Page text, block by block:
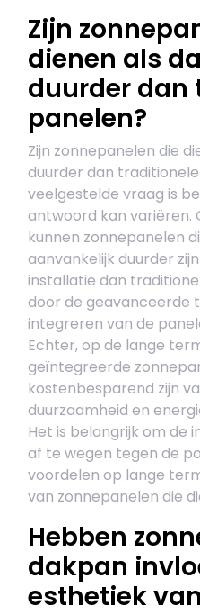
Zijn
dienen als
duurder dan
panelen?
Zijn zonnepanelen die
duurder dan
veelgestelde vraag is
antwoord kan variëren.
kunnen zonnepanelen
aanvankelijk duurder
installatie dan
door de geavanceerde
integreren van de
Echter, op de lange
geïntegreerde
kostenbesparend zijn
duurzaamheid en
Het is belangrijk om de
af te wegen tegen de
voordelen op lange
van zonnepanelen die
Hebben
dakpan
esthetiek